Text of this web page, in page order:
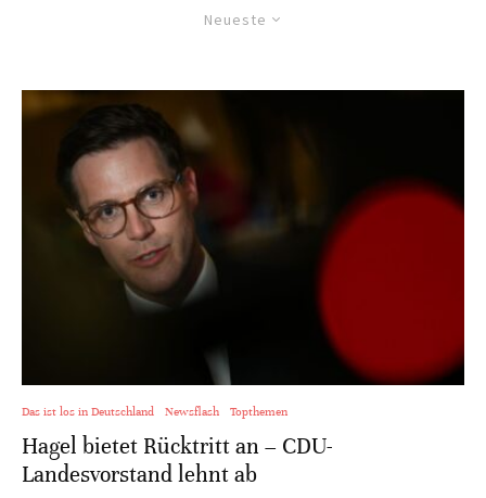
Neueste
Das ist los in Deutschland Newsflash Topthemen
Hagel bietet Rücktritt an – CDU-
Landesvorstand lehnt ab